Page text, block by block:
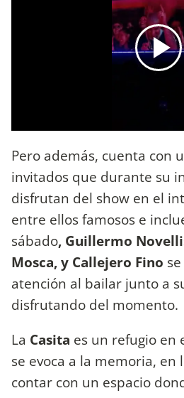
Pero además, cuenta con
invitados que durante su
disfrutan del show en el
entre ellos famosos e
sábado, Guillermo
Mosca, y Callejero Fino
atención al bailar junto a
disfrutando del momento.
La Casita es un refugio en
se evoca a la memoria,
contar con un espacio